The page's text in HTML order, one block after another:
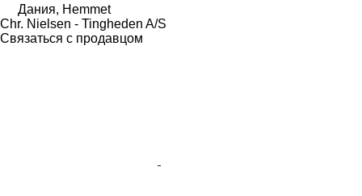
Дания, Hemmet
Chr. Nielsen - Tingheden A/S
Связаться с продавцом